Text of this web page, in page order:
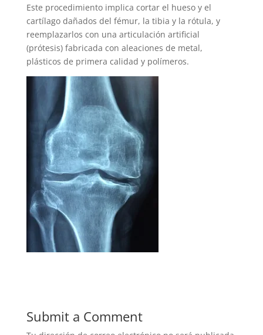
Este procedimiento implica cortar el hueso y el
cartílago dañados del fémur, la tibia y la rótula, y
reemplazarlos con una articulación artificial
(prótesis) fabricada con aleaciones de metal,
plásticos de primera calidad y polímeros.
Submit a Comment